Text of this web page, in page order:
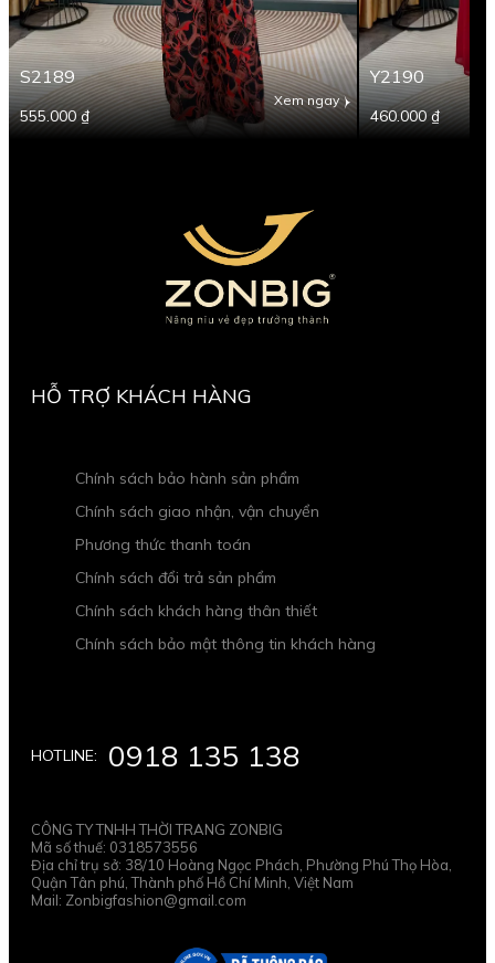
555.000 ₫
Xem ngay
S2189
460.000 ₫
Y2190
HOTLINE: 0918 135 138
CÔNG TY TNHH THỜI TRANG ZONBIG
Mã số thuế: 0318573556
Địa chỉ trụ sở: 38/10 Hoàng Ngọc Phách, Phường Phú Thọ Hòa,
Quận Tân phú, Thành phố Hồ Chí Minh, Việt Nam
Mail: Zonbigfashion@gmail.com
HỖ TRỢ KHÁCH HÀNG
Chính sách bảo hành sản phẩm
Chính sách giao nhận, vận chuyển
Phương thức thanh toán
Chính sách đổi trả sản phẩm
Chính sách khách hàng thân thiết
Chính sách bảo mật thông tin khách hàng